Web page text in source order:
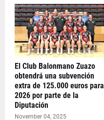
El Club Balonmano Zuazo
obtendrá una subvención
extra de 125.000 euros para
2026 por parte de la
Diputación
November 04, 2025